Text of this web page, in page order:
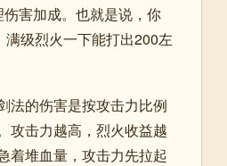
伤害加成。也就是说，你
级烈火一下能打出200左
法的伤害是按攻击力比例
攻击力越高，烈火收益越
着堆血量，攻击力先拉起